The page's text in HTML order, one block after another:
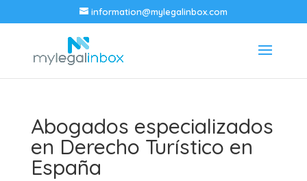
information@mylegalinbox.com
Abogados especializados
en Derecho Turístico en
España